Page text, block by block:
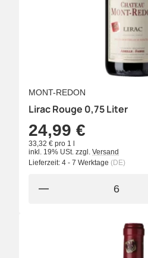
MONT-REDON
Lirac Rouge 0,75 Liter
24,99 €
33,32 € pro 1 l
inkl. 19% USt. zzgl. Versand
Lieferzeit: 4 - 7 Werktage (DE)